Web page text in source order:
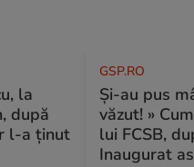
la
după
l-a ținut
GSP.RO
Și-au pus
văzut! »
lui FCSB,
Inaugurat